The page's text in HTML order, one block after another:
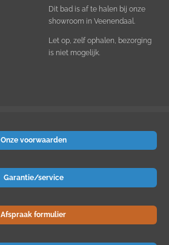
Dit bad is af te halen bij onze
showroom in Veenendaal.
Let op, zelf ophalen, bezorging
is niet mogelijk.
Onze voorwaarden
Garantie/service
Afspraak formulier